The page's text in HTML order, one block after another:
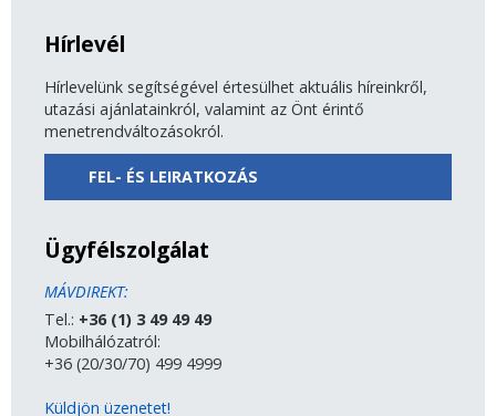
Hírlevél
Hírlevelünk segítségével értesülhet aktuális híreinkről,
utazási ajánlatainkról, valamint az Önt érintő
menetrendváltozásokról.
FEL- ÉS LEIRATKOZÁS
Ügyfélszolgálat
MÁVDIREKT:
Tel.: +36 (1) 3 49 49 49
Mobilhálózatról:
+36 (20/30/70) 499 4999
Küldjön üzenetet!